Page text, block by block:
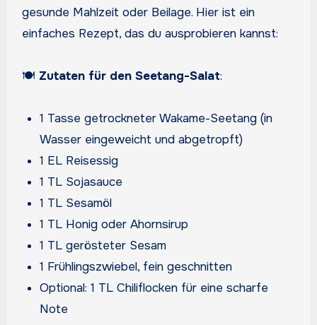
gesunde Mahlzeit oder Beilage. Hier ist ein
einfaches Rezept, das du ausprobieren kannst:
🍽️ Zutaten für den Seetang-Salat:
1 Tasse getrockneter Wakame-Seetang (in
Wasser eingeweicht und abgetropft)
1 EL Reisessig
1 TL Sojasauce
1 TL Sesamöl
1 TL Honig oder Ahornsirup
1 TL gerösteter Sesam
1 Frühlingszwiebel, fein geschnitten
Optional: 1 TL Chiliflocken für eine scharfe
Note